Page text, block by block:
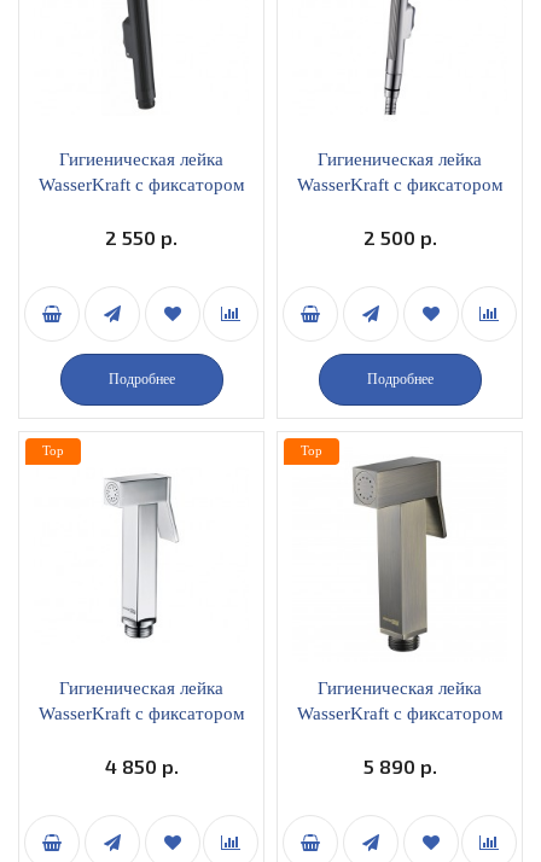
Гигиеническая лейка
WasserKraft с фиксатором
2 550 р.
Подробнее
Гигиеническая лейка
WasserKraft с фиксатором
2 500 р.
Подробнее
Гигиеническая лейка
WasserKraft с фиксатором
4 850 р.
Top
Гигиеническая лейка
WasserKraft с фиксатором
5 890 р.
Top